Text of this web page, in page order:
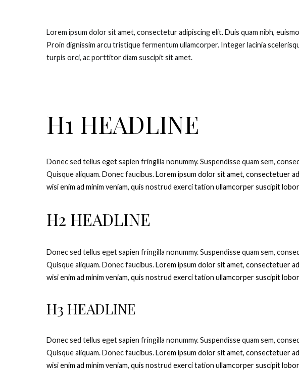
Lorem ipsum dolor sit amet, consectetur adipiscing elit. Duis quam nibh,
Proin dignissim arcu tristique fermentum ullamcorper. Integer lacinia
turpis orci, ac porttitor diam suscipit sit amet.
H1 HEADLINE
Donec sed tellus eget sapien fringilla nonummy.Suspendisse quam sem,
Quisque aliquam. Donec faucibus.Lorem ipsum dolor sit amet, consectetuer
wisi enim ad minim veniam, quis nostrud exerci tation ullamcorper suscipit
H2 HEADLINE
Donec sed tellus eget sapien fringilla nonummy.Suspendisse quam sem,
Quisque aliquam. Donec faucibus.Lorem ipsum dolor sit amet, consectetuer
wisi enim ad minim veniam, quis nostrud exerci tation ullamcorper suscipit
H3 HEADLINE
Donec sed tellus eget sapien fringilla nonummy.Suspendisse quam sem,
Quisque aliquam. Donec faucibus.Lorem ipsum dolor sit amet, consectetuer
wisi enim ad minim veniam, quis nostrud exerci tation ullamcorper suscipit